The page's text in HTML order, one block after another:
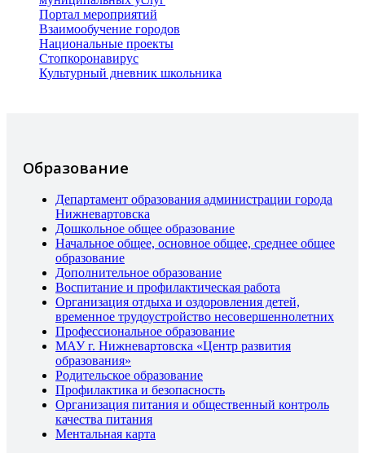
Портал мероприятий
Взаимообучение городов
Национальные проекты
Стопкоронавирус
Культурный дневник школьника
Образование
Департамент образования администрации города
Нижневартовска
Дошкольное общее образование
Начальное общее, основное общее, среднее общее
образование
Дополнительное образование
Воспитание и профилактическая работа
Организация отдыха и оздоровления детей,
временное трудоустройство несовершеннолетних
Профессиональное образование
МАУ г. Нижневартовска «Центр развития
образования»
Родительское образование
Профилактика и безопасность
Организация питания и общественный контроль
качества питания
Ментальная карта